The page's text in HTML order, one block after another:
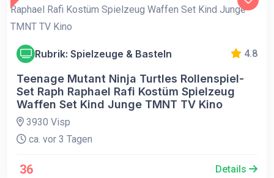
Rubrik: Spielzeuge & Basteln 4.8
Teenage Mutant Ninja Turtles Rollenspiel-
Set Raph Raphael Rafi Kostüm Spielzeug
Waffen Set Kind Junge TMNT TV Kino
3930 Visp
ca. vor 3 Tagen
36 Details